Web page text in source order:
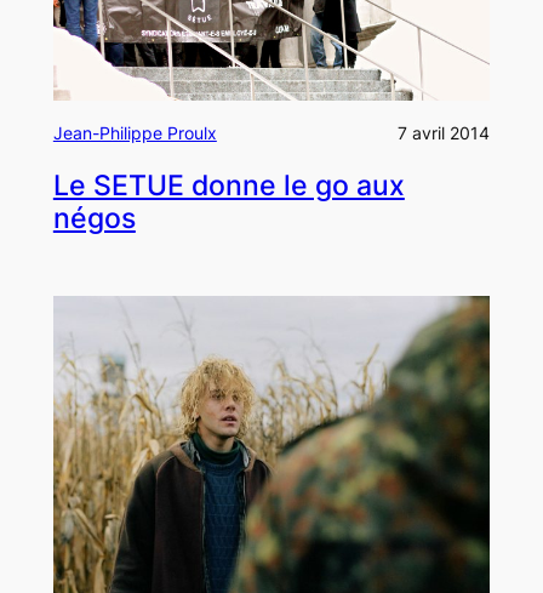
Jean-Philippe Proulx 7 avril 2014
Le SETUE donne le go aux
négos